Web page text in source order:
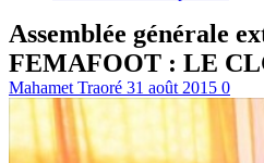
Assemblée générale
FEMAFOOT : LE
Mahamet Traoré 31 août 2015 0